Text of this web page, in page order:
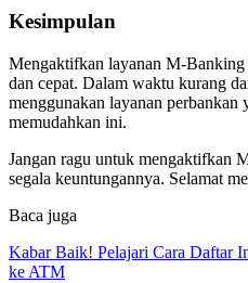
Kesimpulan
Mengaktifkan layanan M-Banking
dan cepat. Dalam waktu kurang
menggunakan layanan perbankan
memudahkan ini.
Jangan ragu untuk mengaktifkan
segala keuntungannya. Selamat
Baca juga
Kabar Baik! Pelajari Cara Daftar
ke ATM